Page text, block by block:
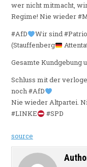
wer nicht mitmacht,
Regime! Nie wieder
#AfD
Wir sind
(Stauffenberg
Gesamte Kundgebung
Schluss mit der
noch #AfD
Nie wieder Altpartei.
#LINKE
#SPD
source